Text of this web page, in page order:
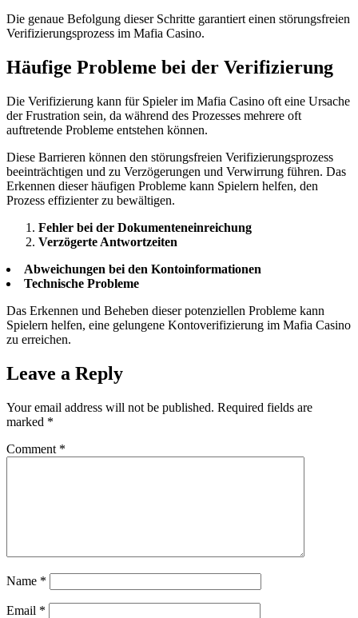
Die genaue Befolgung dieser Schritte garantiert einen störungsfreien
Verifizierungsprozess im Mafia Casino.
Häufige Probleme bei der Verifizierung
Die Verifizierung kann für Spieler im Mafia Casino oft eine Ursache
der Frustration sein, da während des Prozesses mehrere oft
auftretende Probleme entstehen können.
Diese Barrieren können den störungsfreien Verifizierungsprozess
beeinträchtigen und zu Verzögerungen und Verwirrung führen. Das
Erkennen dieser häufigen Probleme kann Spielern helfen, den
Prozess effizienter zu bewältigen.
Fehler bei der Dokumenteneinreichung
Verzögerte Antwortzeiten
Abweichungen bei den Kontoinformationen
Technische Probleme
Das Erkennen und Beheben dieser potenziellen Probleme kann
Spielern helfen, eine gelungene Kontoverifizierung im Mafia Casino
zu erreichen.
Leave a Reply
Your email address will not be published. Required fields are
marked *
Comment *
Name *
Email *